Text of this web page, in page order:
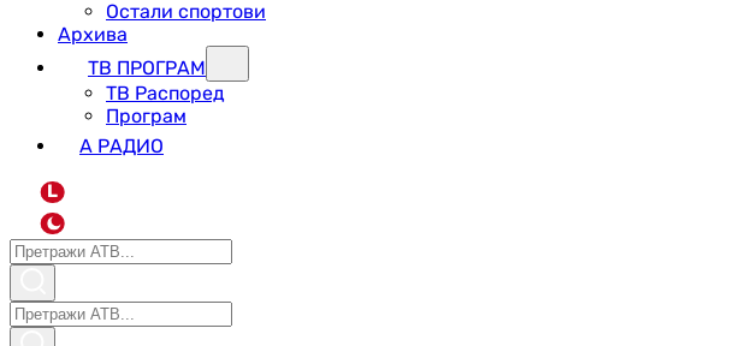
Остали спортови
Архива
ТВ ПРОГРАМ
ТВ Распоред
Програм
А РАДИО
L